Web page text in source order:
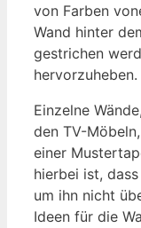
von Farben
Wand hinter
gestrichen
hervorzuheben.
Einzelne
den TV-
einer
hierbei ist,
um ihn nicht
Ideen für die